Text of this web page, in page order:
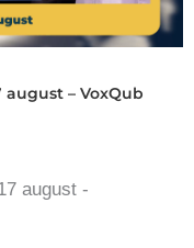
august – VoxQub
august -